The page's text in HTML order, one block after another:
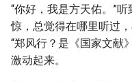
“你好，我是方天佑。”
惊，总觉得在哪里听过
“郑风行？是《国家文献
激动起来。